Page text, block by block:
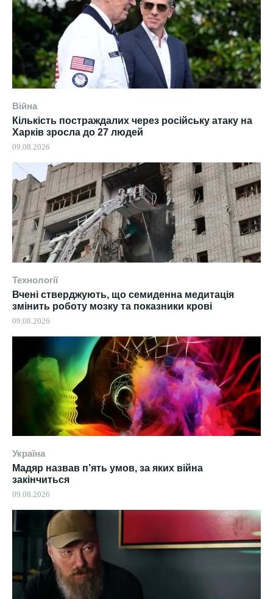
Війна
Кількість постраждалих через російську атаку на
Харків зросла до 27 людей
09.08.2026
Технології
Вчені стверджують, що семиденна медитація
змінить роботу мозку та показники крові
09.08.2026
Україна
Мадяр назвав п’ять умов, за яких війна
закінчиться
09.08.2026